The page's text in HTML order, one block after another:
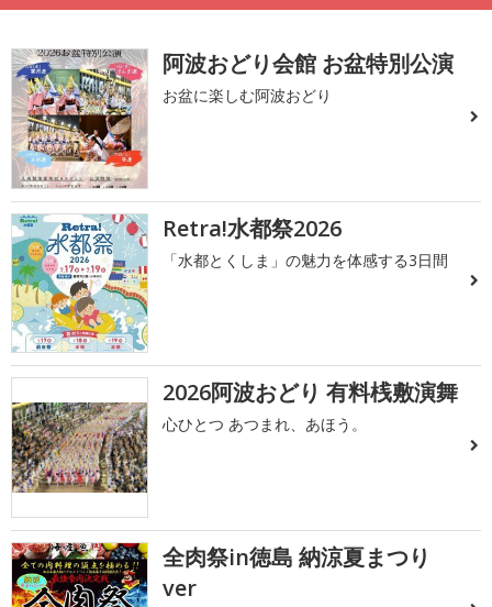
阿波おどり会館 お盆特別公演
お盆に楽しむ阿波おどり
Retra!水都祭2026
「水都とくしま」の魅力を体感する3日間
2026阿波おどり 有料桟敷演舞
心ひとつ あつまれ、あほう。
全肉祭in徳島 納涼夏まつり
ver